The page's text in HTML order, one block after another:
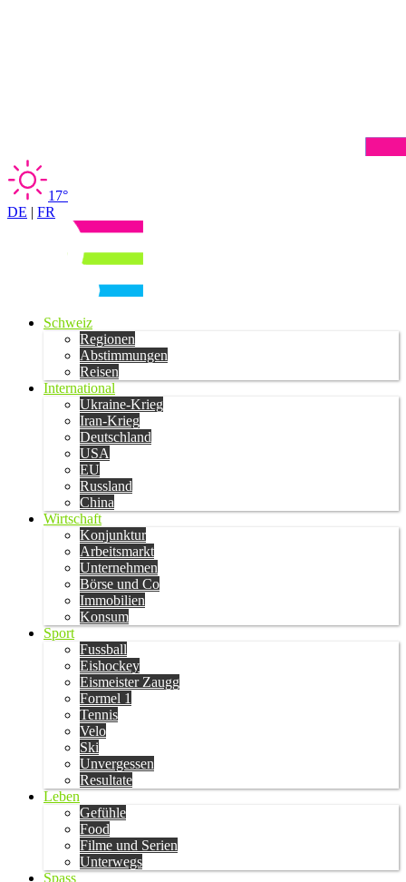
17°
DE | FR
Schweiz
Regionen
Abstimmungen
Reisen
International
Ukraine-Krieg
Iran-Krieg
Deutschland
USA
EU
Russland
China
Wirtschaft
Konjunktur
Arbeitsmarkt
Unternehmen
Börse und Co
Immobilien
Konsum
Sport
Fussball
Eishockey
Eismeister Zaugg
Formel 1
Tennis
Velo
Ski
Unvergessen
Resultate
Leben
Gefühle
Food
Filme und Serien
Unterwegs
Spass